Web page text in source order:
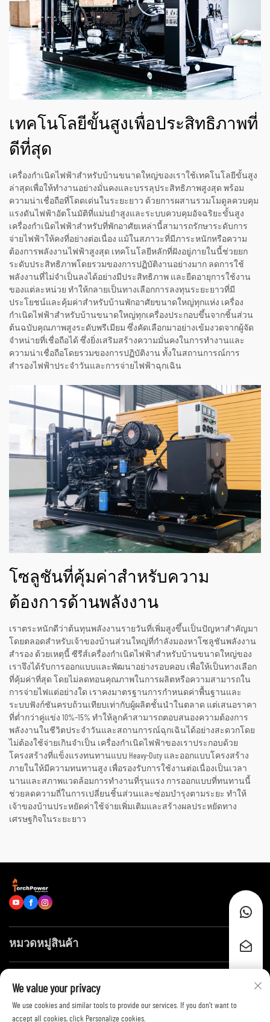
เทคโนโลยีขั้นสูงเพื่อประสิทธิภาพที่
ดีที่สุด
เครื่องกำเนิดไฟฟ้าสำหรับบ้านขนาดใหญ่ของเราใช้เทคโนโลยีขั้นสูง
ล่าสุดเพื่อให้ทำงานอย่างมั่นคงและบรรลุประสิทธิภาพสูงสุด พร้อม
ความน่าเชื่อถือที่โดดเด่นในระยะยาว ด้วยการผสานรวมโมดูลควบคุม
แรงดันไฟฟ้าอัตโนมัติที่แม่นยำสูงและระบบควบคุมอัจฉริยะขั้นสูง
เครื่องกำเนิดไฟฟ้าสำหรับที่พักอาศัยเหล่านี้สามารถรักษาระดับการ
จ่ายไฟฟ้าให้คงที่อย่างต่อเนื่อง แม้ในสภาวะที่มีภาระหนักหรือความ
ต้องการพลังงานไฟฟ้าสูงสุด เทคโนโลยีหลักที่ฝังอยู่ภายในนี้ช่วยยก
ระดับประสิทธิภาพโดยรวมของการปฏิบัติงานอย่างมาก ลดการใช้
พลังงานที่ไม่จำเป็นลงได้อย่างมีประสิทธิภาพ และยืดอายุการใช้งาน
ของแต่ละหน่วย ทำให้กลายเป็นทางเลือกการลงทุนระยะยาวที่มี
ประโยชน์และคุ้มค่าสำหรับบ้านพักอาศัยขนาดใหญ่ทุกแห่ง เครื่อง
กำเนิดไฟฟ้าสำหรับบ้านขนาดใหญ่ทุกเครื่องประกอบขึ้นจากชิ้นส่วน
ต้นฉบับคุณภาพสูงระดับพรีเมียม ซึ่งคัดเลือกมาอย่างเข้มงวดจากผู้จัด
จำหน่ายที่เชื่อถือได้ ซึ่งยิ่งเสริมสร้างความมั่นคงในการทำงานและ
ความน่าเชื่อถือโดยรวมของการปฏิบัติงาน ทั้งในสถานการณ์การ
สำรองไฟฟ้าประจำวันและการจ่ายไฟฟ้าฉุกเฉิน
โซลูชันที่คุ้มค่าสำหรับความ
ต้องการด้านพลังงาน
เราตระหนักดีว่าต้นทุนพลังงานรายวันที่เพิ่มสูงขึ้นเป็นปัญหาสำคัญมา
โดยตลอดสำหรับเจ้าของบ้านส่วนใหญ่ที่กำลังมองหาโซลูชันพลังงาน
สำรอง ด้วยเหตุนี้ ซีรีส์เครื่องกำเนิดไฟฟ้าสำหรับบ้านขนาดใหญ่ของ
เราจึงได้รับการออกแบบและพัฒนาอย่างรอบคอบ เพื่อให้เป็นทางเลือก
ที่คุ้มค่าที่สุด โดยไม่ลดทอนคุณภาพในการผลิตหรือความสามารถใน
การจ่ายไฟแต่อย่างใด เราคงมาตรฐานการกำหนดค่าพื้นฐานและ
ระบบฟังก์ชันครบถ้วนเทียบเท่ากับผู้ผลิตชั้นนำในตลาด แต่เสนอราคา
ที่ต่ำกว่าคู่แข่ง 10%–15% ทำให้ลูกค้าสามารถตอบสนองความต้องการ
พลังงานในชีวิตประจำวันและสถานการณ์ฉุกเฉินได้อย่างสะดวกโดย
ไม่ต้องใช้จ่ายเกินจำเป็น เครื่องกำเนิดไฟฟ้าของเราประกอบด้วย
โครงสร้างที่แข็งแรงทนทานแบบ Heavy-Duty และออกแบบโครงสร้าง
ภายในให้มีความทนทานสูง เพื่อรองรับการใช้งานต่อเนื่องเป็นเวลา
นานและสภาพแวดล้อมการทำงานที่รุนแรง การออกแบบที่ทนทานนี้
ช่วยลดความถี่ในการเปลี่ยนชิ้นส่วนและซ่อมบำรุงตามระยะ ทำให้
เจ้าของบ้านประหยัดค่าใช้จ่ายเพิ่มเติมและสร้างผลประหยัดทาง
เศรษฐกิจในระยะยาว
หมวดหมู่สินค้า
ติดต่อเรา
We value your privacy
We use cookies and similar tools to provide our services. If you don't want to
accept all cookies, click Personalize cookies.